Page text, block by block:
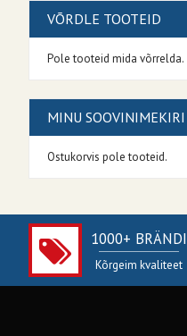
VÕRDLE TOOTEID
Pole tooteid mida võrrelda.
MINU SOOVINIMEKIRI
Ostukorvis pole tooteid.
1000+ BRÄNDI
Kõrgeim kvaliteet